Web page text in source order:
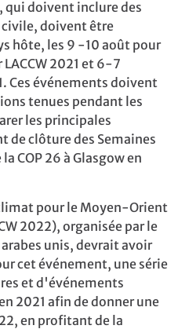
, qui doivent inclure des
doivent être
hôte, les 9 -10 août pour
2021 et 6-7
Ces événements doivent
tenues pendant les
les principales
clôture des Semaines
COP 26 à Glasgow en
pour le Moyen-Orient
2022), organisée par le
unis, devrait avoir
cet événement, une série
et d'événements
2021 afin de donner une
en profitant de la